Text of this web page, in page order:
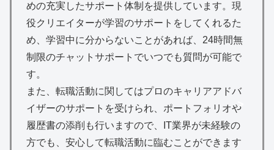
めの充実したサポート体制を提供しています。現
役クリエイターが学習のサポートをしてくれるた
め、学習中に分からないことがあれば、24時間無
制限のチャットサポートでいつでも質問が可能で
す。
また、転職活動に関してはプロのキャリアアドバ
イザーのサポートを受けられ、ポートフォリオや
履歴書の添削も行いますので、IT業界が未経験の
方でも、安心して転職活動に臨むことができます
>